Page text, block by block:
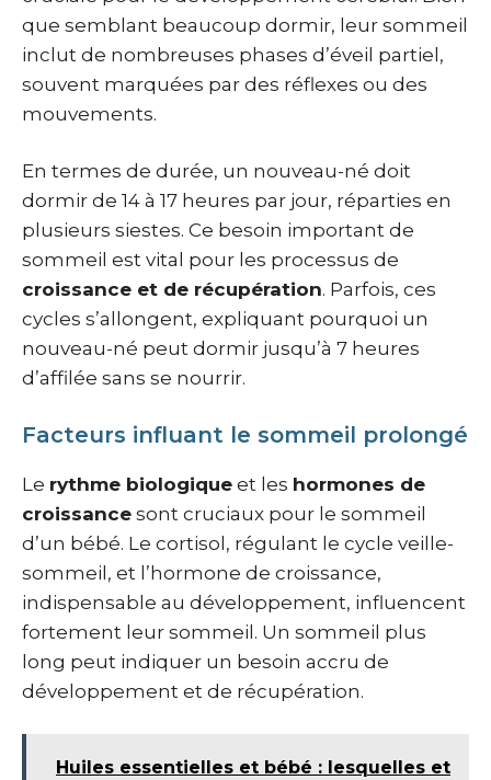
que semblant beaucoup dormir, leur sommeil
inclut de nombreuses phases d’éveil partiel,
souvent marquées par des réflexes ou des
mouvements.
En termes de durée, un nouveau-né doit
dormir de 14 à 17 heures par jour, réparties en
plusieurs siestes. Ce besoin important de
sommeil est vital pour les processus de
croissance et de récupération. Parfois, ces
cycles s’allongent, expliquant pourquoi un
nouveau-né peut dormir jusqu’à 7 heures
d’affilée sans se nourrir.
Facteurs influant le sommeil prolongé
Le rythme biologique et les hormones de
croissance sont cruciaux pour le sommeil
d’un bébé. Le cortisol, régulant le cycle veille-
sommeil, et l’hormone de croissance,
indispensable au développement, influencent
fortement leur sommeil. Un sommeil plus
long peut indiquer un besoin accru de
développement et de récupération.
Huiles essentielles et bébé : lesquelles et